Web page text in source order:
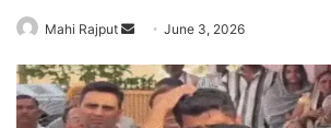
Mahi Rajput
n
d
June 3, 2026